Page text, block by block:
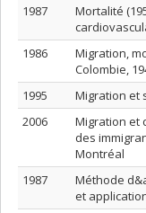
1987
Mortalité
1986
Migration,
Colombie,
1995
Migration et
2006
Migration et
des
Montréal
1987
Méthode
et